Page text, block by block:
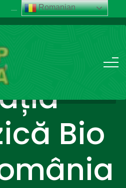
...... +40 741.014.014
Bio
Romanian